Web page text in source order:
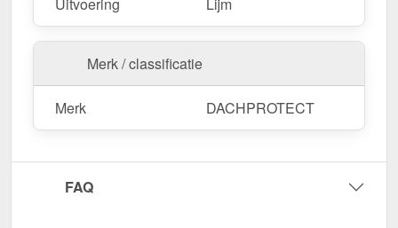
Uitvoering
Lijm
Merk / classificatie
Merk DACHPROTECT
FAQ